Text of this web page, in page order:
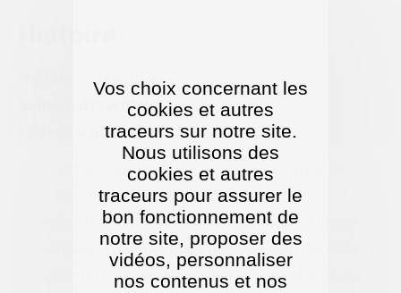
Vos choix concernant les
cookies et autres
traceurs sur notre site.
Nous utilisons des
cookies et autres
traceurs pour assurer le
bon fonctionnement de
notre site, proposer des
vidéos, personnaliser
nos contenus et nos
: Fonte de fer
Numéro d’inventaire: 2000.19.1
Période d’utilisation: Années 1950
La situation commence à réellement s’améliorer à
partir de 1949. Les Français regardent vers
l’avenir. En s’industrialisant, l’agriculture supprime
des emplois. Beaucoup de paysans sont contraints
de «monter» à Paris pour chercher du travail. La